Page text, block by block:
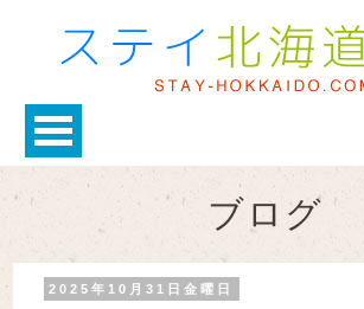
ブログ
2025年10月31日金曜日